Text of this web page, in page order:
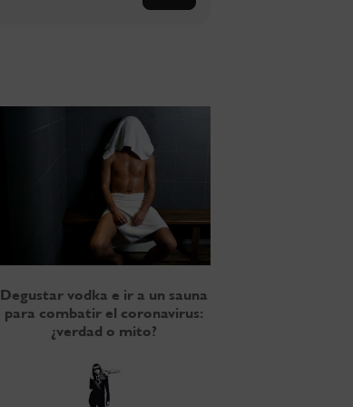
Degustar vodka e ir a un sauna
para combatir el coronavirus:
¿verdad o mito?